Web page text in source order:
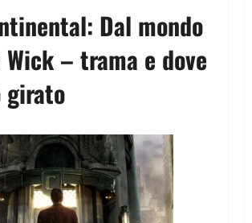
Dal mondo
Wick – trama e dove
girato